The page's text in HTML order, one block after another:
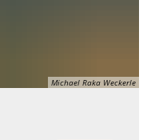
Michael Raka Weckerle